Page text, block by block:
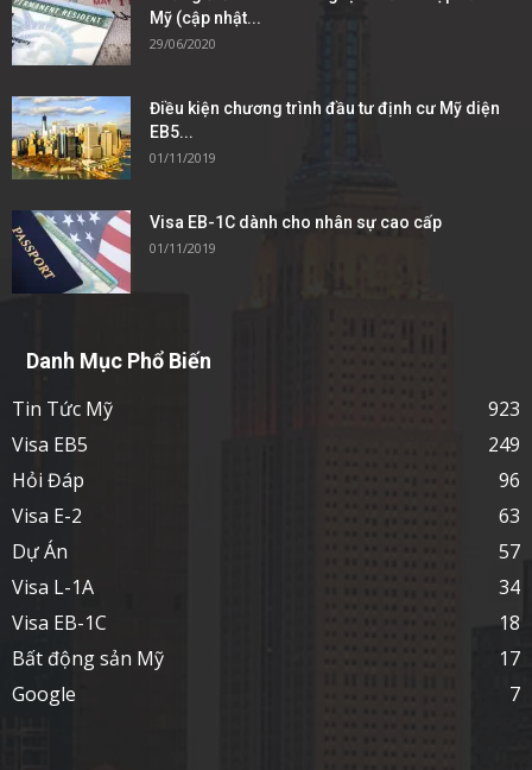
Mỹ (cập nhật...
29/06/2020
Điều kiện chương trình đầu tư định cư Mỹ diện
EB5...
01/11/2019
Visa EB-1C dành cho nhân sự cao cấp
01/11/2019
Danh Mục Phổ Biến
Tin Tức Mỹ
923
Visa EB5
249
Hỏi Đáp
96
Visa E-2
63
Dự Án
57
Visa L-1A
34
Visa EB-1C
18
Bất động sản Mỹ
17
Google
7